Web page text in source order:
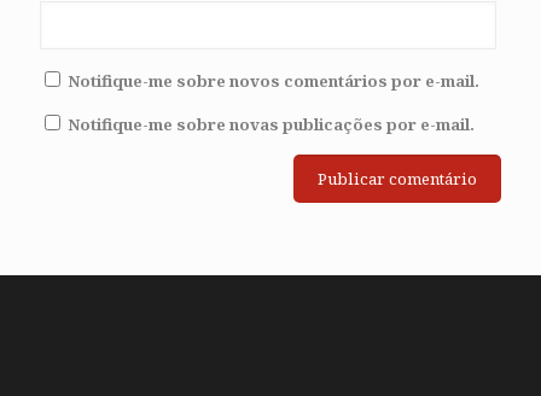
Notifique-me sobre novos comentários por e-mail.
Notifique-me sobre novas publicações por e-mail.